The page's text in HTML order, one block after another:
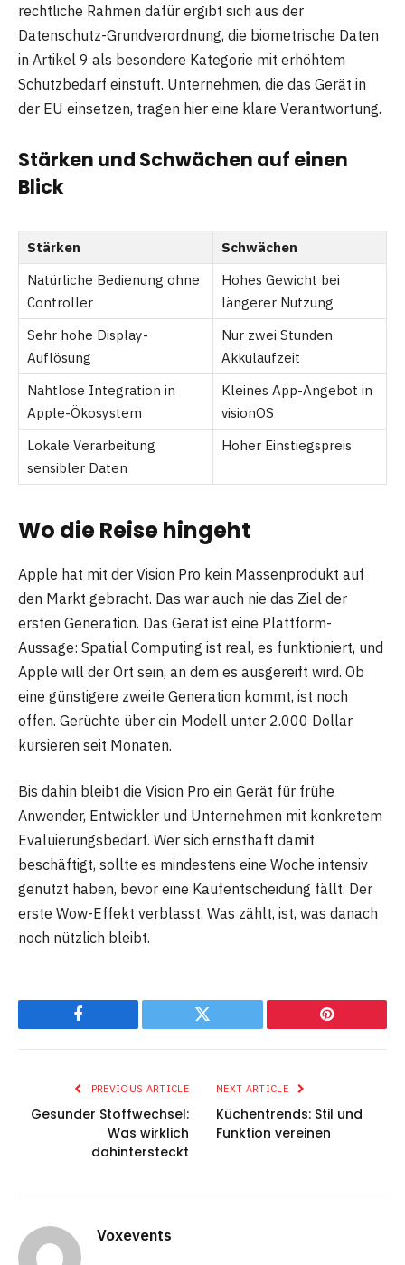
rechtliche Rahmen dafür ergibt sich aus der
Datenschutz-Grundverordnung, die biometrische Daten
in Artikel 9 als besondere Kategorie mit erhöhtem
Schutzbedarf einstuft. Unternehmen, die das Gerät in
der EU einsetzen, tragen hier eine klare Verantwortung.
Stärken und Schwächen auf einen
Blick
Stärken
Schwächen
Natürliche Bedienung ohne
Controller
Hohes Gewicht bei
längerer Nutzung
Sehr hohe Display-
Auflösung
Nur zwei Stunden
Akkulaufzeit
Nahtlose Integration in
Apple-Ökosystem
Kleines App-Angebot in
visionOS
Lokale Verarbeitung
sensibler Daten
Hoher Einstiegspreis
Wo die Reise hingeht
Apple hat mit der Vision Pro kein Massenprodukt auf
den Markt gebracht. Das war auch nie das Ziel der
ersten Generation. Das Gerät ist eine Plattform-
Aussage: Spatial Computing ist real, es funktioniert, und
Apple will der Ort sein, an dem es ausgereift wird. Ob
eine günstigere zweite Generation kommt, ist noch
offen. Gerüchte über ein Modell unter 2.000 Dollar
kursieren seit Monaten.
Bis dahin bleibt die Vision Pro ein Gerät für frühe
Anwender, Entwickler und Unternehmen mit konkretem
Evaluierungsbedarf. Wer sich ernsthaft damit
beschäftigt, sollte es mindestens eine Woche intensiv
genutzt haben, bevor eine Kaufentscheidung fällt. Der
erste Wow-Effekt verblasst. Was zählt, ist, was danach
noch nützlich bleibt.
Facebook Twitter Pinterest
PREVIOUS ARTICLE
Gesunder Stoffwechsel:
Was wirklich
dahintersteckt
NEXT ARTICLE
Küchentrends: Stil und
Funktion vereinen
Voxevents